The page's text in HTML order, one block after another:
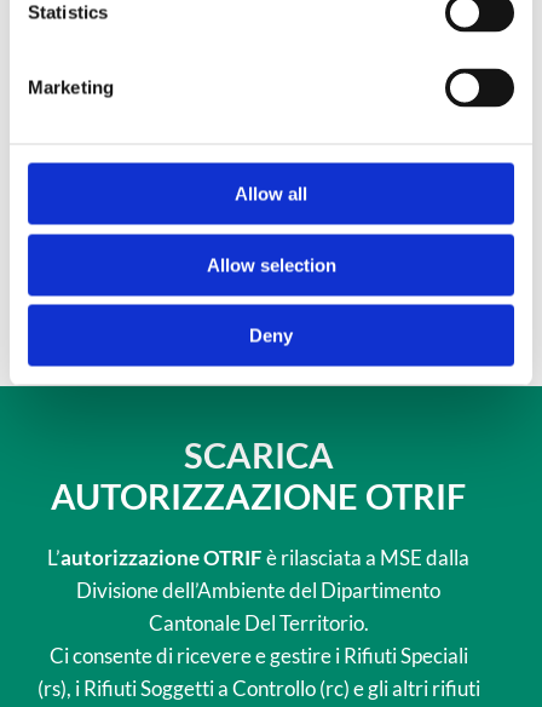
Statistics
Marketing
Allow all
Allow selection
Deny
Rifiuti
ingombranti
SCARICA
AUTORIZZAZIONE OTRIF
L’autorizzazione OTRIFè rilasciata a MSE dalla
Divisione dell’Ambiente del Dipartimento
Cantonale Del Territorio.
Ci consente di ricevere e gestire i Rifiuti Speciali
(rs), i Rifiuti Soggetti a Controllo (rc) e gli altri rifiuti